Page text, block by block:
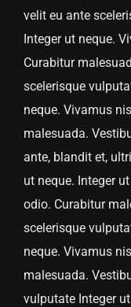
velit eu ante
Integer ut neque.
Curabitur
scelerisque
neque. Vivamus
malesuada.
ante, blandit et,
ut neque. Integer
odio. Curabitur
scelerisque
neque. Vivamus
malesuada.
vulputate Integer